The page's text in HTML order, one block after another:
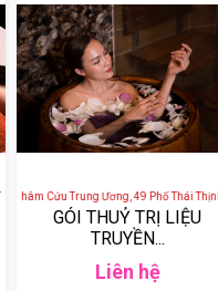
Quang, Đống Đa, Hà Nội, Việt Nam
Cứu Trung Ương, 49 Phố Thái Thịnh,
GÓI THUỶ TRỊ LIỆU
TRUYỀN...
Liên hệ
Hoa Mộc Tâm An -